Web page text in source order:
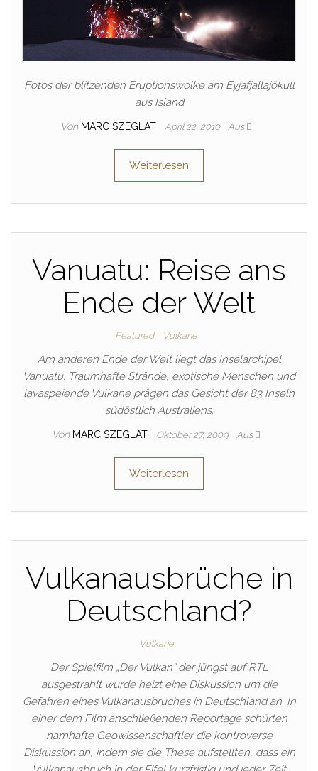
Fotos der blitzenden Eruptionswolke am Eyjafjallajökull
aus Island
Von MARC SZEGLAT April 22, 2010 Aus
Weiterlesen
Vanuatu: Reise ans
Ende der Welt
Featured Vulkane
Am anderen Ende der Welt liegt das Inselarchipel
Vanuatu. Traumhafte Strände, exotische Menschen und
lavaspeiende Vulkane prägen das Gesicht der 83 Inseln
südöstlich Australiens.
Von MARC SZEGLAT Oktober 27, 2009 Aus
Weiterlesen
Vulkanausbrüche in
Deutschland?
Vulkane
Der Spielfilm „Der Vulkan“ der jüngst auf RTL
ausgestrahlt wurde heizt eine Diskussion um die
Gefahren eines Vulkanausbruches in Deutschland an. In
einer dem Film anschließenden Reportage schürten
namhafte Geowissenschaftler die kontroverse
Diskussion an, indem sie die These aufstellten, dass ein